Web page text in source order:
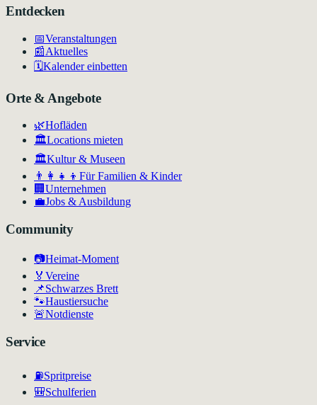
Entdecken
📅Veranstaltungen
📰Aktuelles
🗓️Kalender einbetten
Orte & Angebote
🌿Hofläden
🏛️Locations mieten
🏛Kultur & Museen
👨‍👩‍👧‍👦 Für Familien & Kinder
🏢 Unternehmen
💼Jobs & Ausbildung
Community
📷Heimat-Moment
🏅 Vereine
📌Schwarzes Brett
🐾Haustiersuche
🚨Notdienste
Service
⛽Spritpreise
🎒Schulferien